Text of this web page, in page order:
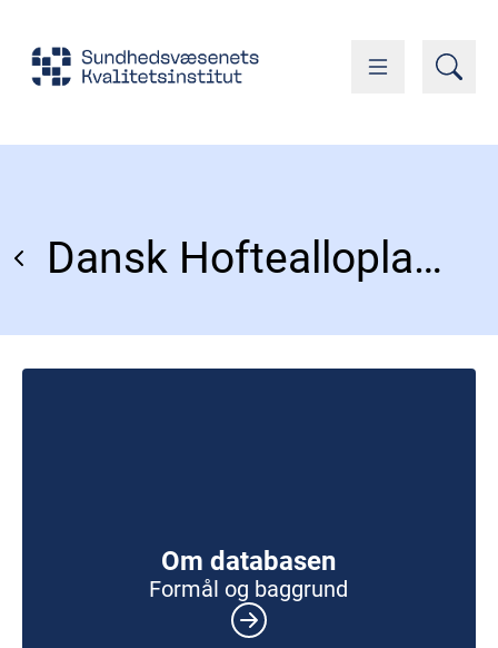
Dansk Hoftealloplastik Register (DHR)
Om databasen
Formål og baggrund